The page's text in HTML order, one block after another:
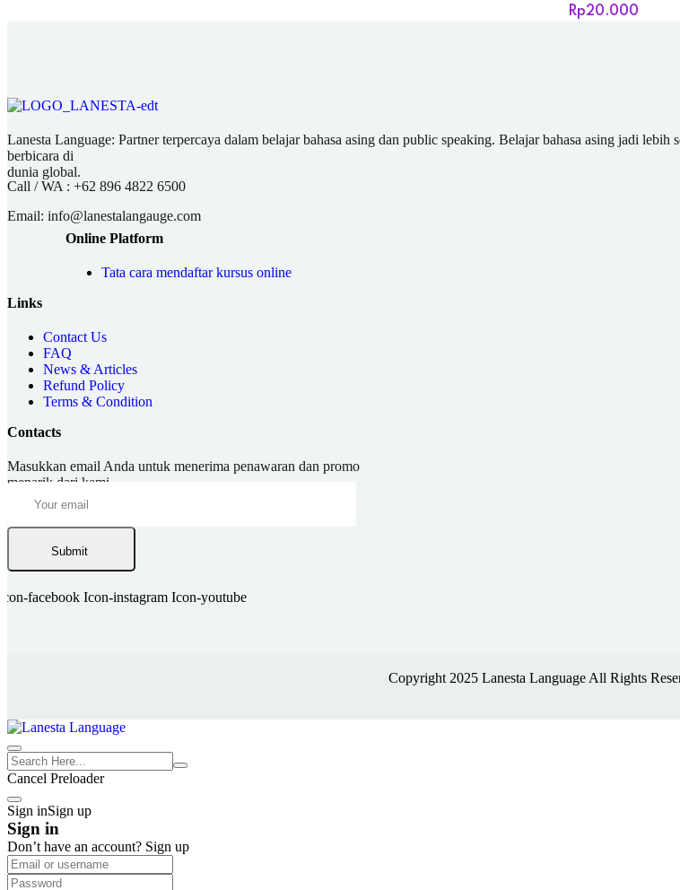
Rp20.000
Lanesta Language: Partner terpercaya dalam belajar bahasa asing dan public speaking. Belajar bahasa asing jadi
berbicara di
dunia global.
Call / WA : +62 896 4822 6500
Email: info@lanestalangauge.com
Online Platform
Tata cara mendaftar kursus online
Links
Contact Us
FAQ
News & Articles
Refund Policy
Terms & Condition
Contacts
Masukkan email Anda untuk menerima penawaran dan promo
menarik dari kami.
Submit
facebook Icon-instagram Icon-youtube
Copyright 2025 Lanesta Language All Rights
Cancel Preloader
Sign inSign up
Sign in
Don’t have an account? Sign up